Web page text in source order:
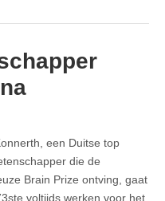
een Duitse top
die de
Brain Prize ontving, gaat
voltijds werken voor het